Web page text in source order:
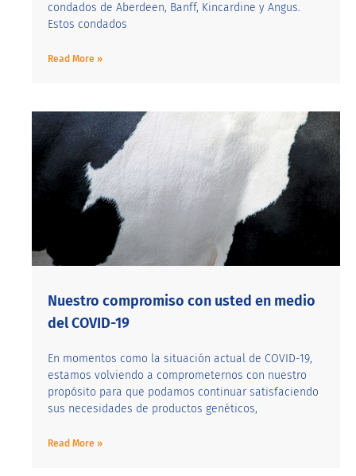
condados de Aberdeen, Banff, Kincardine y Angus.
Estos condados
Read More »
Nuestro compromiso con usted en medio
del COVID-19
En momentos como la situación actual de COVID-19,
estamos volviendo a comprometernos con nuestro
propósito para que podamos continuar satisfaciendo
sus necesidades de productos genéticos,
Read More »